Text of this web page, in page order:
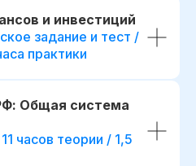
и инвестиций
задание и тест /
практики
Общая система
часов теории / 1,5